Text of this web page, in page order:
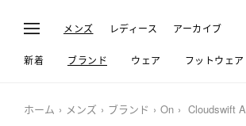
メンズ レディース アーカイブ
新着 ブランド ウェア フットウェア
ホーム メンズ ブランド On Cloudswift